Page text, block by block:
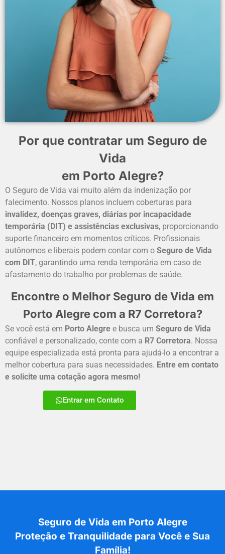
Por que contratar um Seguro de
Vida
em Porto Alegre?
O Seguro de Vida vai muito além da indenização por
falecimento. Nossos planos incluem coberturas para
invalidez, doenças graves, diárias por incapacidade
temporária (DIT) e assistências exclusivas, proporcionando
suporte financeiro em momentos críticos. Profissionais
autônomos e liberais podem contar com o Seguro de Vida
com DIT, garantindo uma renda temporária em caso de
afastamento do trabalho por problemas de saúde.
Encontre o Melhor Seguro de Vida em
Porto Alegre com a R7 Corretora?
Se você está em Porto Alegre e busca um Seguro de Vida
confiável e personalizado, conte com a R7 Corretora. Nossa
equipe especializada está pronta para ajudá-lo a encontrar a
melhor cobertura para suas necessidades. Entre em contato
e solicite uma cotação agora mesmo!
Entrar em Contato
Seguro de Vida em Porto Alegre
Proteção e Tranquilidade para Você e Sua
Família!